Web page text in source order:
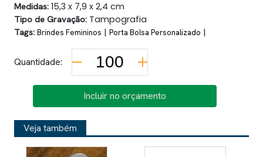
Medidas: 15,3 x 7,9 x 2,4 cm
Tipo de Gravação: Tampografia
Tags: Brindes Femininos | Porta Bolsa Personalizado |
Quantidade:
Incluir no orçamento
Veja também